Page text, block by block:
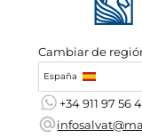
Cambiar de
España
+34 911 97 56